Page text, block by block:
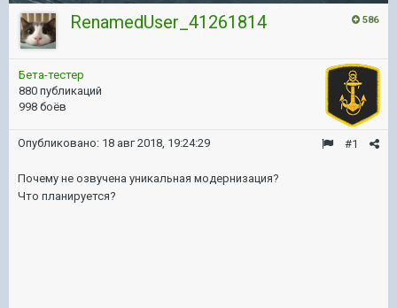
586
RenamedUser_41261814
Бета-тестер
880 публикаций
998 боёв
#1
Опубликовано: 18 авг 2018, 19:24:29
Почему не озвучена уникальная модернизация?
Что планируется?